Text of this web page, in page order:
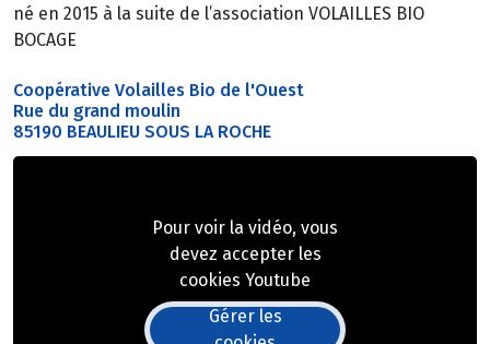
né en 2015 à la suite de l’association VOLAILLES BIO
BOCAGE
Coopérative Volailles Bio de l'Ouest
Rue du grand moulin
85190 BEAULIEU SOUS LA ROCHE
Pour voir la vidéo, vous
devez accepter les
cookies Youtube
Gérer les